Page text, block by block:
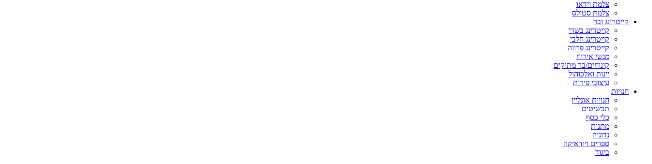
צלמת וידאו
צלמת סטילס
קייטרינג ובר
קייטרינג בשרי
קייטרינג חלבי
קייטרינג פרווה
מגשי אירוח
קינוחים/בר מתוקים
יינות ואלכוהול
עיצובי פירות
חנויות
חנויות אונליין
תכשיטים
כלי כסף
מתנות
נדוניה
ספרים ויודאיקה
ביגוד